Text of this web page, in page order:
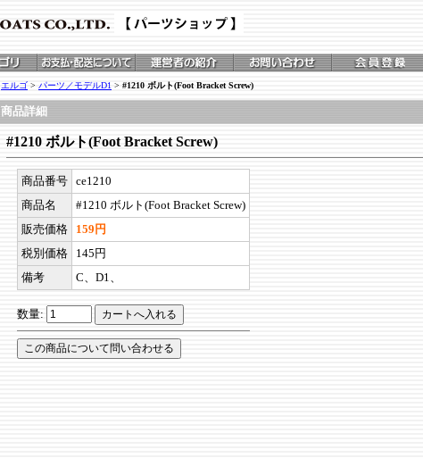
エルゴ > パーツ／モデルD1 > #1210 ボルト(Foot Bracket Screw)
商品詳細
#1210 ボルト(Foot Bracket Screw)
商品番号 ce1210
商品名
#1210 ボルト(Foot Bracket Screw)
販売価格
159円
税別価格
145円
備考
C、D1、
数量: